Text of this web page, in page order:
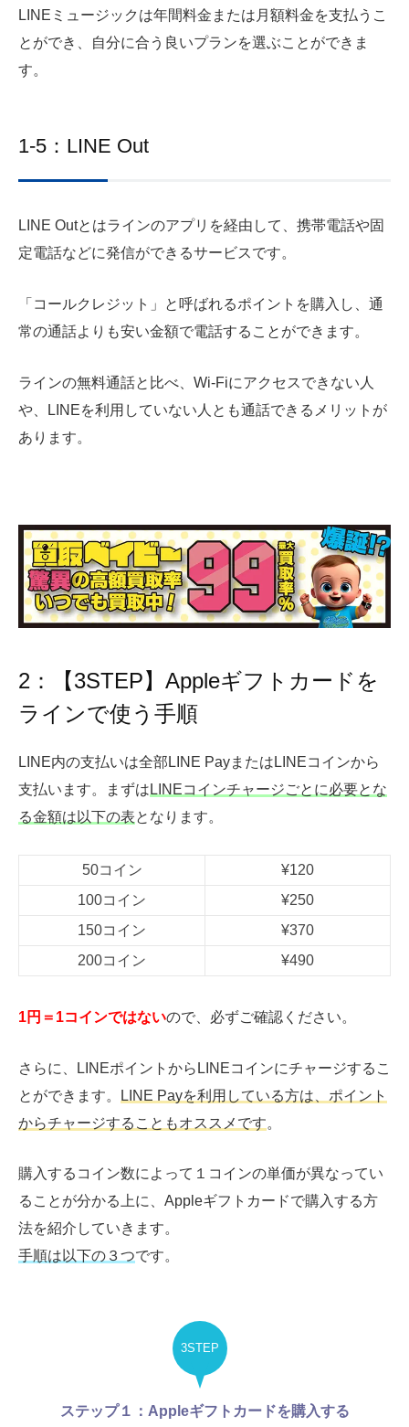
LINEミュージックは年間料金または月額料金を支払うこ
とができ、自分に合う良いプランを選ぶことができま
す。
1-5：LINE Out
LINE Outとはラインのアプリを経由して、携帯電話や固
定電話などに発信ができるサービスです。
「コールクレジット」と呼ばれるポイントを購入し、通
常の通話よりも安い金額で電話することができます。
ラインの無料通話と比べ、Wi-Fiにアクセスできない人
や、LINEを利用していない人とも通話できるメリットが
あります。
2：
【3STEP】Appleギフトカードを
ラインで使う手順
LINE内の支払いは全部LINE PayまたはLINEコインから
支払います。まずは LINEコインチャージごとに必要とな
る金額は以下の表となります。
50コイン
¥120
100コイン
¥250
150コイン
¥370
200コイン
¥490
1円＝1コインではないので、必ずご確認ください。
さらに、LINEポイントからLINEコインにチャージするこ
とができます。
LINE Payを利用している方は、ポイント
からチャージすることもオススメです。
購入するコイン数によって１コインの単価が異なってい
ることが分かる上に、Appleギフトカードで購入する方
法を紹介していきます。
手順は以下の３つです。
3STEP
ステップ１：Appleギフトカードを購入する